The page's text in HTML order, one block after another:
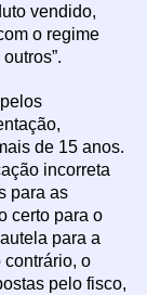
vendido,
o regime
de 15 anos.
incorreta
para as
certo para o
para a
contrário, o
pelo fisco,